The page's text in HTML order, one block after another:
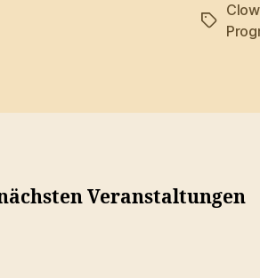
Veranstaltungen